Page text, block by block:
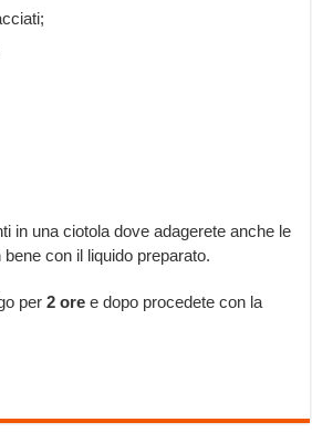
in una ciotola dove adagerete anche le
con il liquido preparato.
per 2 ore e dopo procedete con la